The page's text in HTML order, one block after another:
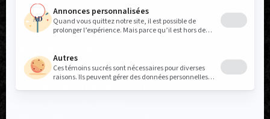
Politique de confidentialité
Permis de référence
États financiers
Politiques internes de la FTQ-Construction